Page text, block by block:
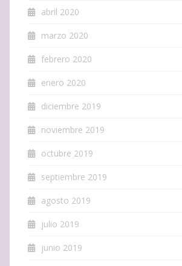
abril 2020
marzo 2020
febrero 2020
enero 2020
diciembre 2019
noviembre 2019
octubre 2019
septiembre 2019
agosto 2019
julio 2019
junio 2019